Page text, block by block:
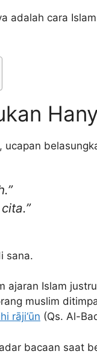
adalah cara
ucapan
sana.
ajaran Islam
muslim
rāji‘ūn (Qs. Al-
bacaan saat